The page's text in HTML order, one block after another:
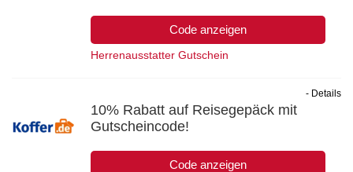
Code anzeigen
Herrenausstatter Gutschein
10% Rabatt auf Reisegepäck mit
Gutscheincode!
Code anzeigen
- Details